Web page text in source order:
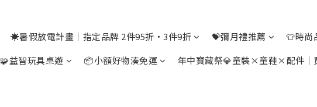
☀️暑假放電計畫｜指定品牌 2件95折・3件9折 💝彌月禮推薦
👕時尚
🧩益智玩具桌遊 📦小額好物湊免運
年中寶藏祭💎童裝×童鞋×配件｜